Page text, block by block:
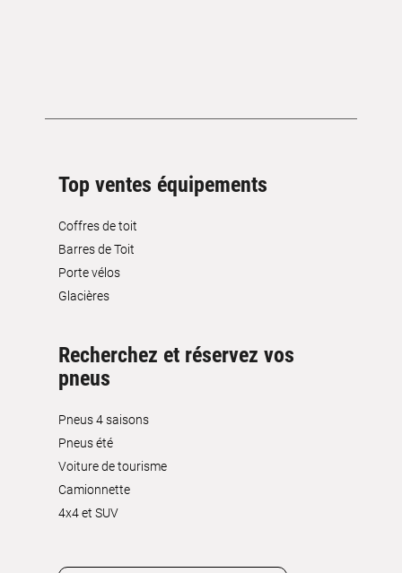
Top ventes équipements
Coffres de toit
Barres de Toit
Porte vélos
Glacières
Recherchez et réservez vos
pneus
Pneus 4 saisons
Pneus été
Voiture de tourisme
Camionnette
4x4 et SUV